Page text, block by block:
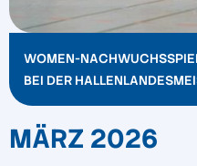
WOMEN-
BEI DER
MÄRZ 2026